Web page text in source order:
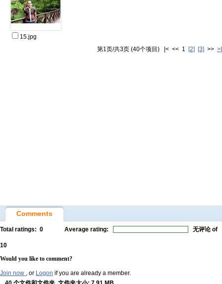
15.jpg
第1页/共3页 (40个项目) |< << 1
[2] [3] >> >|
Comments
Total ratings: 0 Average rating: 无评论of
10
Would you like to comment?
Join now , or Logon if you are already a member.